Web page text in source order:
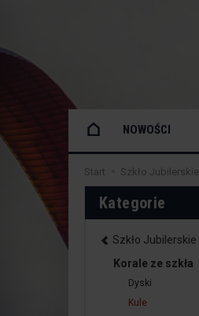
NOWOŚCI
Start Szkło Jubilerskie
Kategorie
Szkło Jubilerskie
Korale ze szkła
Dyski
Kule